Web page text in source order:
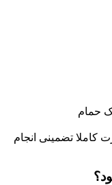
حمام
کاملا تضمینی انجام